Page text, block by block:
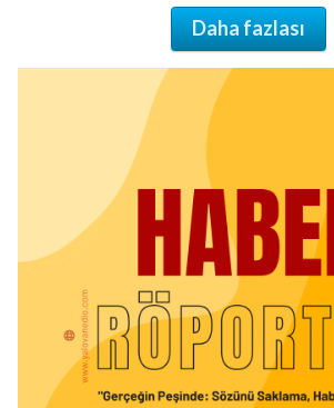
Daha fazlası